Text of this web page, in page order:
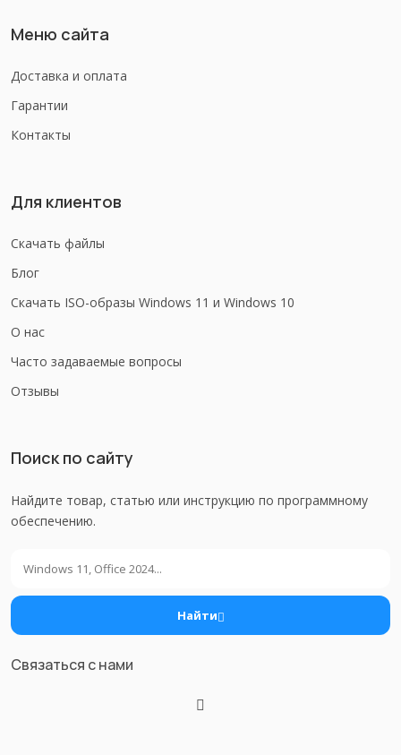
Меню сайта
Доставка и оплата
Гарантии
Контакты
Для клиентов
Скачать файлы
Блог
Скачать ISO-образы Windows 11 и Windows 10
О нас
Часто задаваемые вопросы
Отзывы
Поиск по сайту
Найдите товар, статью или инструкцию по программному
обеспечению.
Найти
Связаться с нами